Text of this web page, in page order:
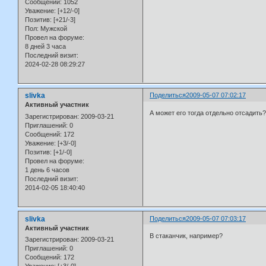
Сообщений: 1052
Уважение: [+12/-0]
Позитив: [+21/-3]
Пол: Мужской
Провел на форуме:
8 дней 3 часа
Последний визит:
2024-02-28 08:29:27
Поделиться2009-05-07 07:02:17
slivka
Активный участник
Зарегистрирован: 2009-03-21
Приглашений: 0
Сообщений: 172
Уважение: [+3/-0]
Позитив: [+1/-0]
Провел на форуме:
1 день 6 часов
Последний визит:
2014-02-05 18:40:40
А может его тогда отдельно отсадить?
Поделиться2009-05-07 07:03:17
slivka
Активный участник
Зарегистрирован: 2009-03-21
Приглашений: 0
Сообщений: 172
В стаканчик, например?